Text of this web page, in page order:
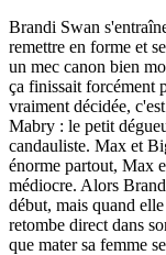
Brandi Swan
remettre en forme et
un mec canon bien
ça finissait forcément
vraiment décidée,
Mabry : le petit
candauliste. Max et
énorme partout, Max
médiocre. Alors
début, mais quand
retombe direct dans
que mater sa femme